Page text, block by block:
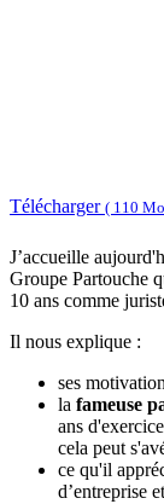
Télécharger ( 110
J’accueille
Groupe Partouche
10 ans comme
Il nous explique :
ses
la fameuse
ans
cela peut
ce qu'il
d’entreprise